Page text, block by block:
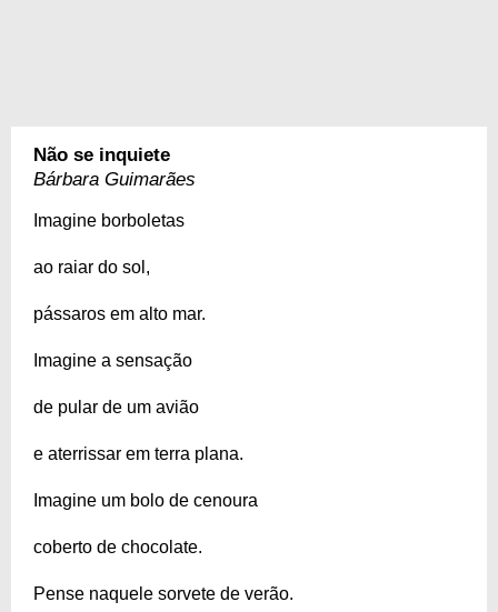
Não se inquiete
Bárbara Guimarães
Imagine borboletas
ao raiar do sol,
pássaros em alto mar.
Imagine a sensação
de pular de um avião
e aterrissar em terra plana.
Imagine um bolo de cenoura
coberto de chocolate.
Pense naquele sorvete de verão.